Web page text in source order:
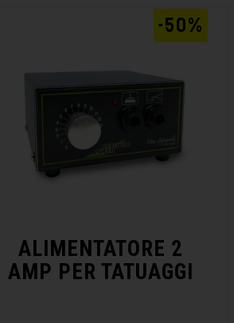
ALIMENTATORE 2
AMP PER TATUAGGI
-50%